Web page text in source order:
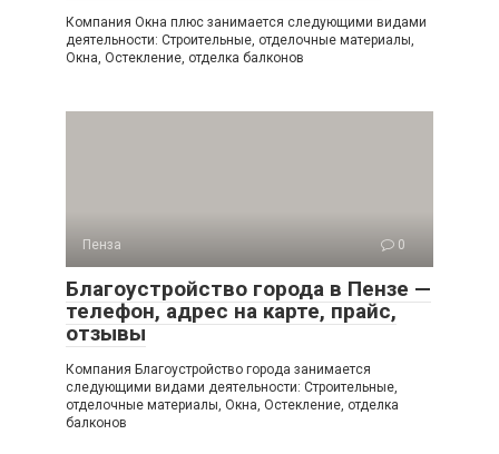
Компания Окна плюс занимается следующими видами
деятельности: Строительные, отделочные материалы,
Окна, Остекление, отделка балконов
Пенза 0
Благоустройство города в Пензе —
телефон, адрес на карте, прайс,
отзывы
Компания Благоустройство города занимается
следующими видами деятельности: Строительные,
отделочные материалы, Окна, Остекление, отделка
балконов